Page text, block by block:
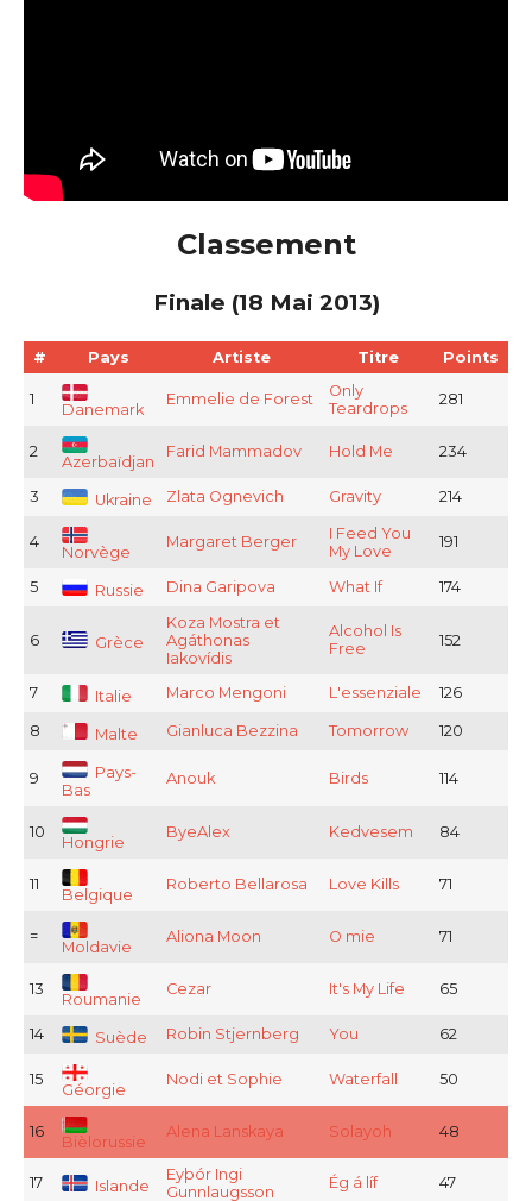
Classement
Finale (18 Mai 2013)
# Pays Artiste Titre Points
1
Danemark
Emmelie de Forest
Only
Teardrops
281
2
Azerbaïdjan
Farid Mammadov Hold Me 234
3 Ukraine Zlata Ognevich Gravity 214
4
Norvège
Margaret Berger
I Feed You
My Love
191
5 Russie Dina Garipova What If 174
6 Grèce
Koza Mostra et
Agáthonas
Iakovídis
Alcohol Is
Free
152
7 Italie Marco Mengoni L'essenziale 126
8 Malte Gianluca Bezzina Tomorrow 120
9
Pays-
Bas
Anouk Birds 114
10
Hongrie
ByeAlex Kedvesem 84
11
Belgique
Roberto Bellarosa Love Kills 71
=
Moldavie
Aliona Moon O mie 71
13
Roumanie
Cezar It's My Life 65
14 Suède Robin Stjernberg You 62
15
Géorgie
Nodi et Sophie Waterfall 50
16
Bièlorussie
Alena Lanskaya Solayoh 48
17 Islande
Eyþór Ingi
Gunnlaugsson
Ég á líf 47